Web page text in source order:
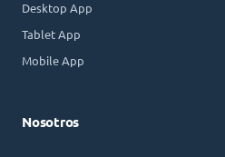
Desktop App
Tablet App
Mobile App
Nosotros